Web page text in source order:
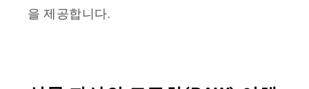
을 제공합니다.